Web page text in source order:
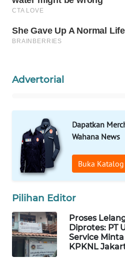
Advertorial
Dapatkan
Wahana News
Buka Katalog
Pilihan Editor
Proses
Diprotes: PT
Service
KPKNL
WAHANA
WAHANA
Wahana
Network
KONSUMEN
LISTRIK
KELISTRIKAN
WALINKI
ID